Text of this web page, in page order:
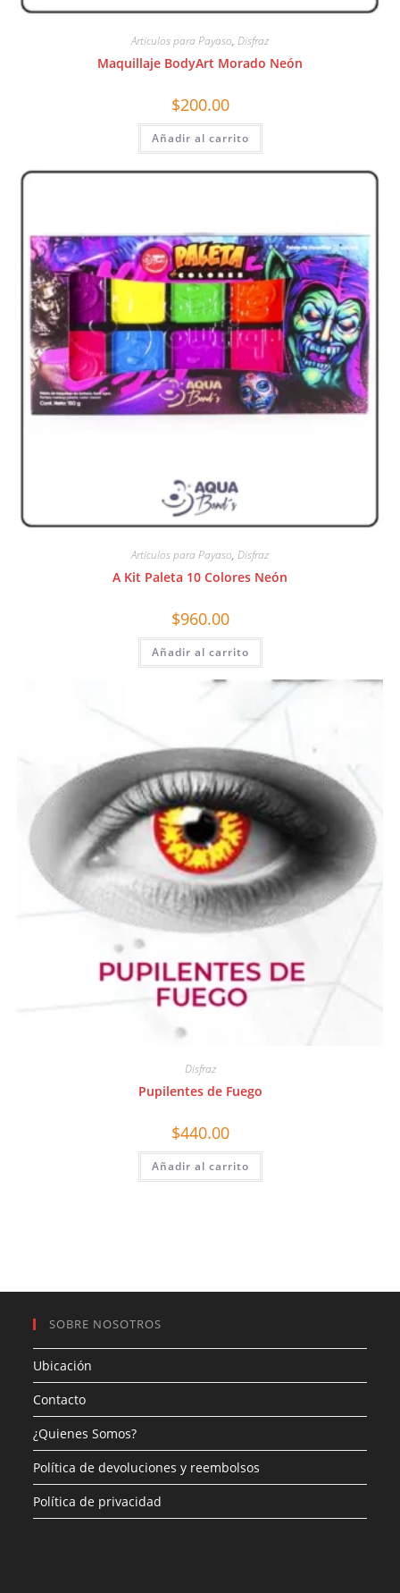
Articulos para Payaso, Disfraz
Maquillaje BodyArt Morado Neón
$200.00
Añadir al carrito
Articulos para Payaso, Disfraz
A Kit Paleta 10 Colores Neón
$960.00
Añadir al carrito
Disfraz
Pupilentes de Fuego
$440.00
Añadir al carrito
SOBRE NOSOTROS
Ubicación
Contacto
¿Quienes Somos?
Política de devoluciones y reembolsos
Política de privacidad